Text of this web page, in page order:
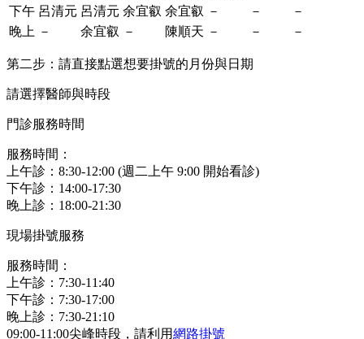
下午 呂清元 呂清元 余宜叡 余宜叡 － －
－
晚上 － 余宜叡 － 陳順天 － － －
第二步：請直接點選想要掛號的月份與日期
請選擇醫師與時段
門診服務時間
服務時間：
上午診：8:30-12:00 (週二上午 9:00 開始看診)
下午診：14:00-17:30
晚上診：18:00-21:30
現場掛號服務
服務時間：
上午診：7:30-11:40
下午診：7:30-17:00
晚上診：7:30-21:10
09:00-11:00尖峰時段，請利用網路掛號